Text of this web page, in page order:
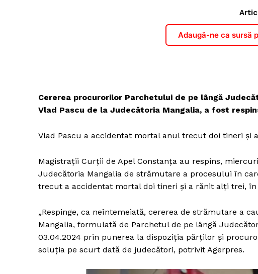
Adaugă-ne ca sursă
Cererea procurorilor Parchetului de pe lângă
Vlad Pascu de la Judecătoria Mangalia, a fost
Vlad Pascu a accidentat mortal anul trecut doi tineri şi
Magistraţii Curţii de Apel Constanţa au respins,
Judecătoria Mangalia de strămutare a procesului în
trecut a accidentat mortal doi tineri şi a rănit alţi trei, în
„Respinge, ca neîntemeiată, cererea de strămutare a
Mangalia, formulată de Parchetul de pe lângă
03.04.2024 prin punerea la dispoziţia părţilor şi
soluţia pe scurt dată de judecători, potrivit Agerpres.